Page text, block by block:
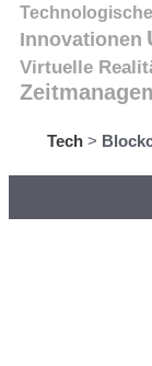
Innovationen
Virtuelle
Tech>